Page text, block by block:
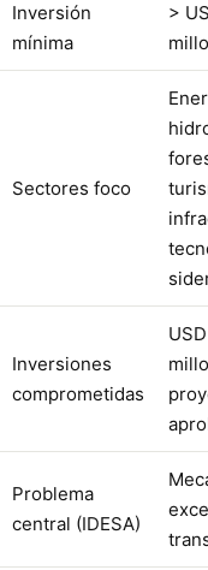
Inversión
mínima
>
Sectores foco
Inversiones
comprometidas
Problema
central (IDESA)